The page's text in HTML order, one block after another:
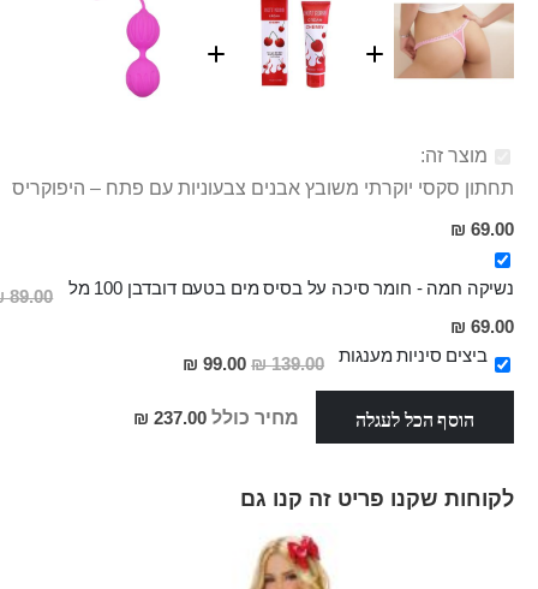
מוצר זה:
תחתון סקסי יוקרתי משובץ אבנים צבעוניות עם פתח – היפוקריס
69.00 ₪
נשיקה חמה - חומר סיכה על בסיס מים בטעם דובדבן 100 מל 89.00 ₪
מחיר
מבצע
69.00 ₪
ביצים סיניות מענגות
139.00 ₪
מחיר
99.00 ₪
הוסף הכל לעגלה מחיר כולל 237.00 ₪
לקוחות שקנו פריט זה קנו גם